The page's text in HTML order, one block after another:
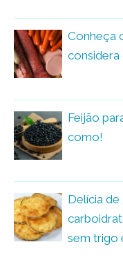
Conheça
considera
Feijão
como!
Delícia
sem trigo